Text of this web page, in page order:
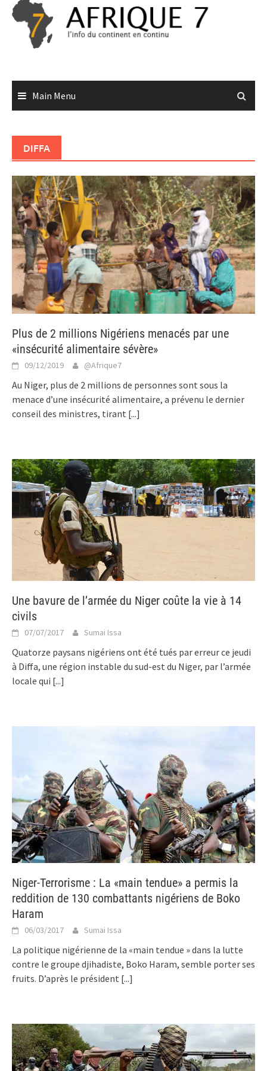
Skip
content
Main Menu
DIFFA
Plus de 2 millions Nigériens menacés par une
«insécurité alimentaire sévère»
09/12/2019 @Afrique7
Au Niger, plus de 2 millions de personnes sont sous la
menace d’une insécurité alimentaire, a prévenu le dernier
conseil des ministres, tirant [...]
Une bavure de l’armée du Niger coûte la vie à 14
civils
07/07/2017 Sumai Issa
Quatorze paysans nigériens ont été tués par erreur ce jeudi
à Diffa, une région instable du sud-est du Niger, par l’armée
locale qui [...]
Niger-Terrorisme : La «main tendue» a permis la
reddition de 130 combattants nigériens de Boko
Haram
06/03/2017 Sumai Issa
La politique nigérienne de la «main tendue » dans la lutte
contre le groupe djihadiste, Boko Haram, semble porter ses
fruits. D’après le président [...]